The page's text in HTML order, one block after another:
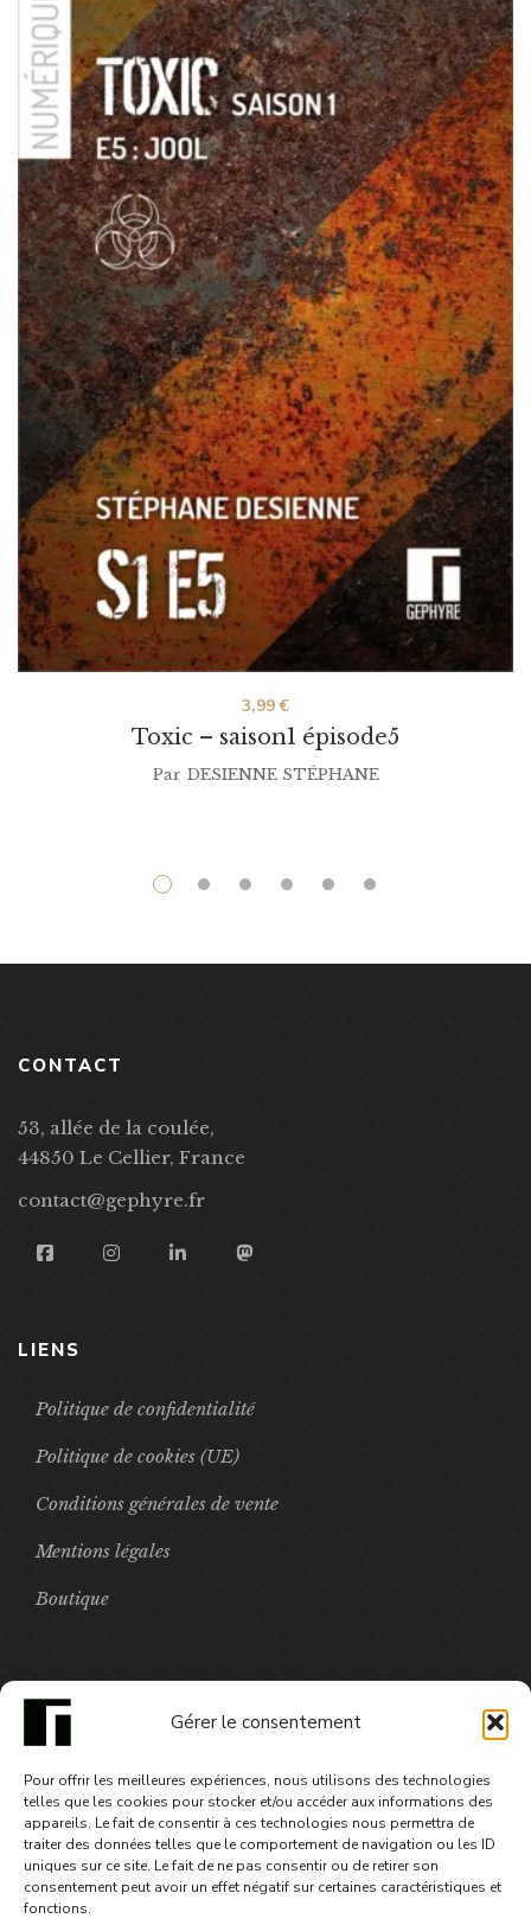
Gérer le consentement
Pour offrir les meilleures expériences, nous utilisons des technologies
telles que les cookies pour stocker et/ou accéder aux informations des
appareils. Le fait de consentir à ces technologies nous permettra de
traiter des données telles que le comportement de navigation ou les ID
uniques sur ce site. Le fait de ne pas consentir ou de retirer son
consentement peut avoir un effet négatif sur certaines caractéristiques et
fonctions.
Toxic – saison1 épisode5
3,99€
Par DESIENNE STÉPHANE
CONTACT
53, allée de la coulée,
44850 Le Cellier, France
contact@gephyre.fr
LIENS
Politique de confidentialité
Politique de cookies (UE)
Conditions générales de vente
Mentions légales
Boutique
20,00€